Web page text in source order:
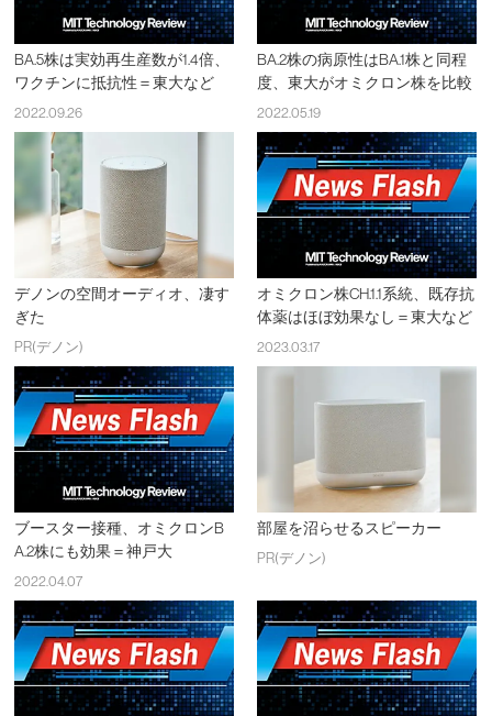
BA.5株は実効再生産数が1.4倍、
ワクチンに抵抗性＝東大など
2022.09.26
BA.2株の病原性はBA.1株と同程
度、東大がオミクロン株を比較
2022.05.19
デノンの空間オーディオ、凄す
ぎた
PR(デノン)
オミクロン株CH.1.1系統、既存抗
体薬はほぼ効果なし＝東大など
2023.03.17
ブースター接種、オミクロンB
A.2株にも効果＝神戸大
2022.04.07
部屋を沼らせるスピーカー
PR(デノン)